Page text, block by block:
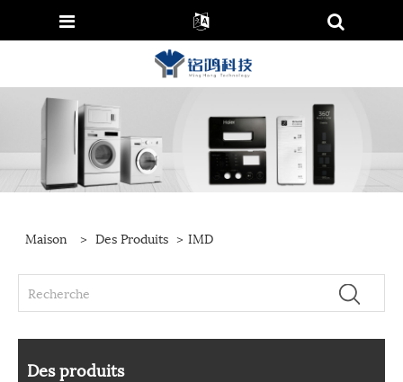
Maison > Des Produits > IMD
Des produits